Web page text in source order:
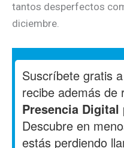
tantos desperfectos
diciembre.